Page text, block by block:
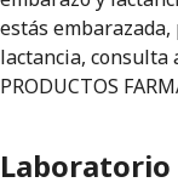
estás
lactancia, consulta
PRODUCTOS
Laboratorio